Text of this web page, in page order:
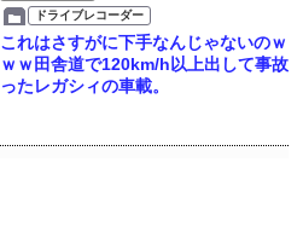
ドライブレコーダー
これはさすがに下手なんじゃないのｗ
ｗｗ田舎道で120km/h以上出して事故
ったレガシィの車載。